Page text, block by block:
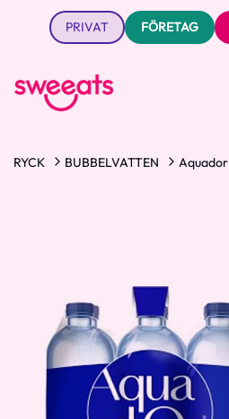
PRIVAT FÖRETAG
DRYCK BUBBELVATTEN Aquador